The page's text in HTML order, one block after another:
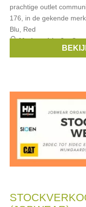
prachtige outlet
176, in de gekende
Blu, Red
Merken:Liu Jo,